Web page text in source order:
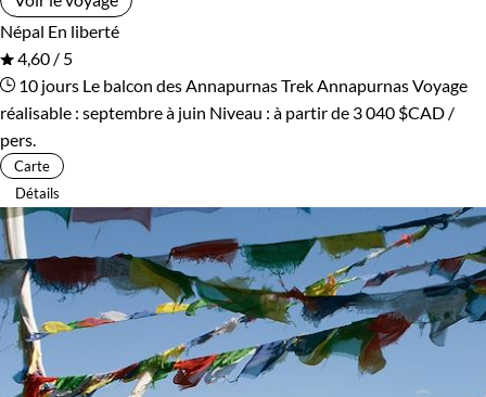
Népal En liberté
4,60 / 5
10 jours Le balcon des AnnapurnasTrek AnnapurnasVoyage
réalisable : septembre à juin Niveau : à partir de 3 040 $CAD /
pers.
Carte
Détails